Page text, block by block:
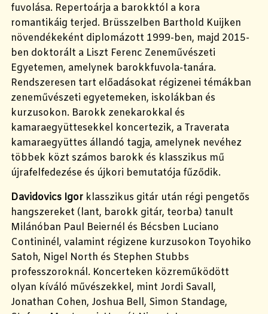
fuvolása. Repertoárja a barokktól a kora
romantikáig terjed. Brüsszelben Barthold Kuijken
növendékeként diplomázott 1999-ben, majd 2015-
ben doktorált a Liszt Ferenc Zeneművészeti
Egyetemen, amelynek barokkfuvola-tanára.
Rendszeresen tart előadásokat régizenei témákban
zeneművészeti egyetemeken, iskolákban és
kurzusokon. Barokk zenekarokkal és
kamaraegyüttesekkel koncertezik, a Traverata
kamaraegyüttes állandó tagja, amelynek nevéhez
többek közt számos barokk és klasszikus mű
újrafelfedezése és újkori bemutatója fűződik.
Davidovics Igor klasszikus gitár után régi pengetős
hangszereket (lant, barokk gitár, teorba) tanult
Milánóban Paul Beiernél és Bécsben Luciano
Contininél, valamint régizene kurzusokon Toyohiko
Satoh, Nigel North és Stephen Stubbs
professzoroknál. Koncerteken közreműködött
olyan kíváló művészekkel, mint Jordi Savall,
Jonathan Cohen, Joshua Bell, Simon Standage,